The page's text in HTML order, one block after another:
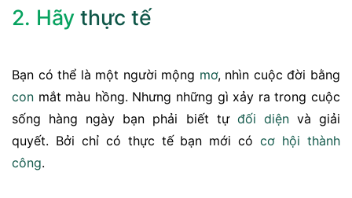
2. Hãy thực tế
Bạn có thể là một người mộng mơ, nhìn cuộc đời bằng
con mắt màu hồng. Nhưng những gì xảy ra trong cuộc
sống hàng ngày bạn phải biết tự đối diệnvà giải
quyết. Bởi chỉ có thực tế bạn mới cócơ hội thành
công.